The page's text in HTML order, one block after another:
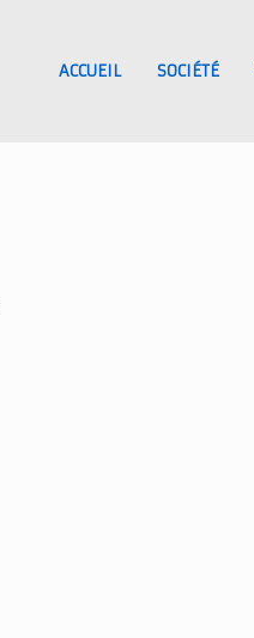
ACCUEIL SOCIÉTÉ